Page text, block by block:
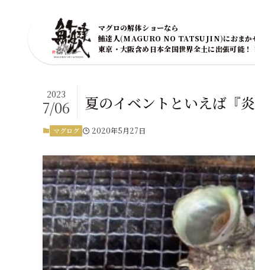
マグロの解体ショーなら
鮪達人(MAGURO NO TATSUJIN)におまか
東京・大阪含め日本全国世界全土に出張可能！
夏のイベントといえば『
2023
7/06
マグログ 2020年5月27日